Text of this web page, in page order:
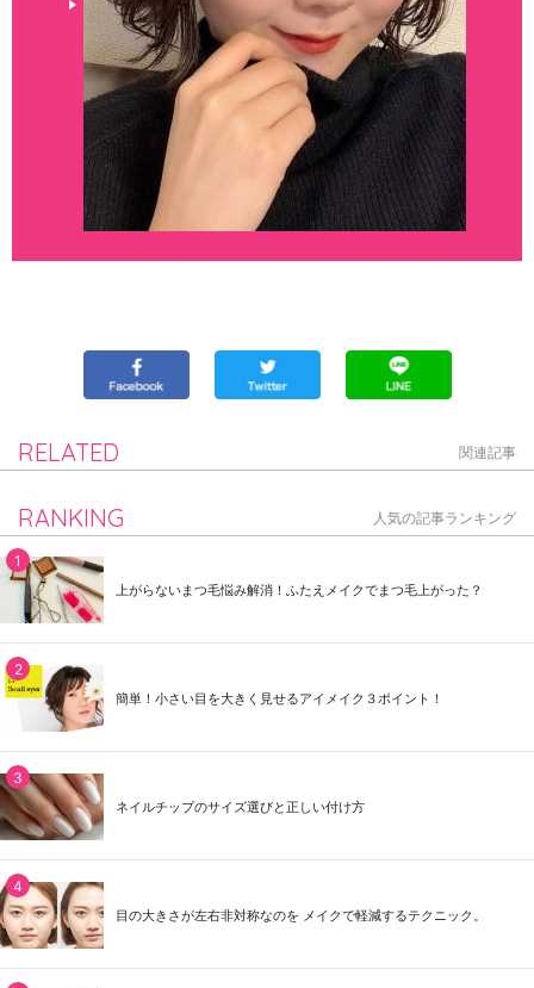
RELATED 関連記事
RANKING 人気の記事ランキング
上がらないまつ毛悩み解消！ふたえメイクでまつ毛上がった？
簡単！小さい目を大きく見せるアイメイク３ポイント！
ネイルチップのサイズ選びと正しい付け方
目の大きさが左右非対称なのを メイクで軽減するテクニック。